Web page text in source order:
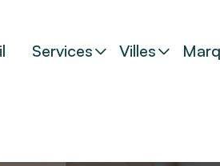
Services Villes